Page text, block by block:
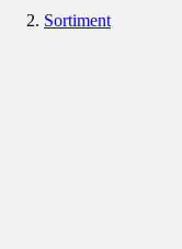
Sortiment